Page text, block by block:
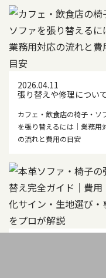
2026.04.11
張り替えや修理について
カフェ・飲食店の椅子・ソ
を張り替えるには｜業務用
の流れと費用の目安